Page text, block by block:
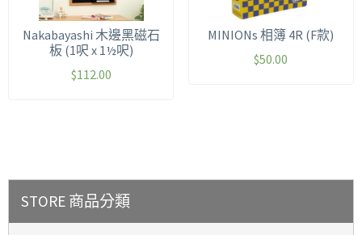
Nakabayashi 木邊黑磁石
板 (1呎 x 1½呎)
$112.00
MINIONs 相簿 4R (F款)
$50.00
STORE 商品分類